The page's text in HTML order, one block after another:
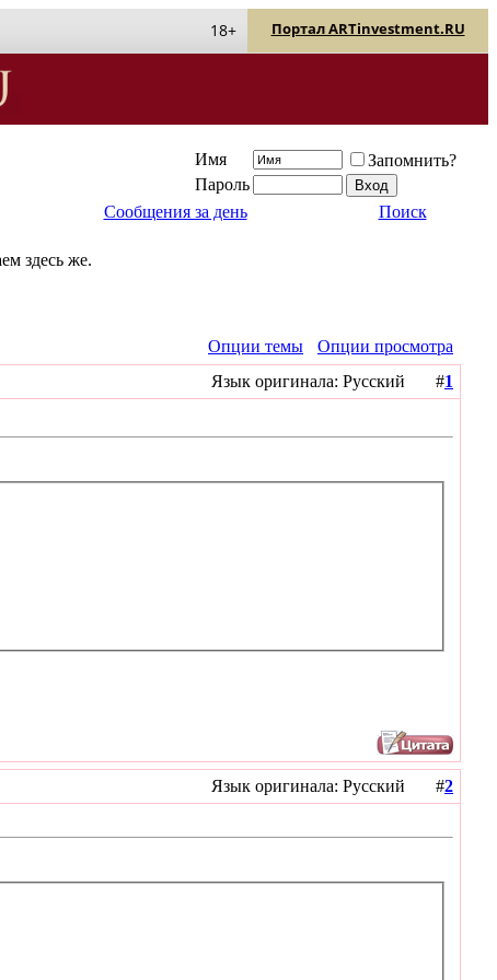
Портал ARTinvestment.RU
18+
Имя
Запомнить?
Пароль
Сообщения за день Поиск
здесь же.
Опции темы
Опции просмотра
Язык оригинала: Русский #1
Язык оригинала: Русский #2